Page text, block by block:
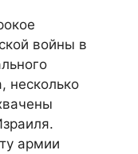
войны в
несколько
армии